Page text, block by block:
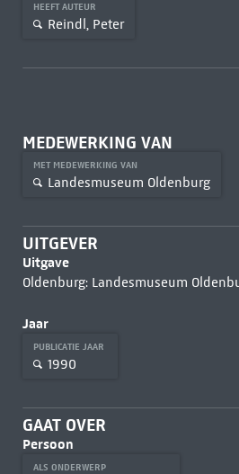
HEEFT AUTEUR
Reindl, Peter
MEDEWERKING VAN
MET MEDEWERKING VAN
Landesmuseum Oldenburg
UITGEVER
Uitgave
Oldenburg: Landesmuseum
Jaar
PUBLICATIE JAAR
1990
GAAT OVER
Persoon
ALS ONDERWERP